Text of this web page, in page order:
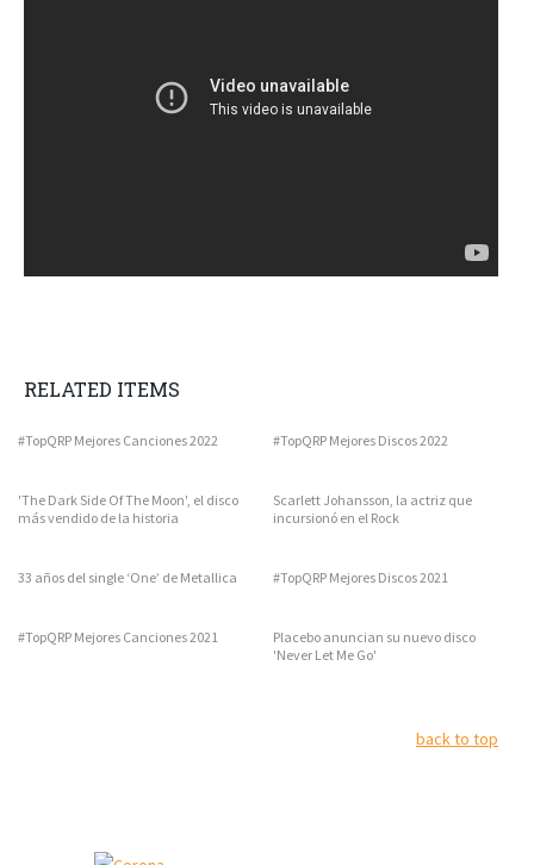
RELATED ITEMS
#TopQRP Mejores Canciones 2022 #TopQRP Mejores Discos 2022
'The Dark Side Of The Moon', el disco
más vendido de la historia
Scarlett Johansson, la actriz que
incursionó en el Rock
33 años del single ‘One’ de Metallica #TopQRP Mejores Discos 2021
#TopQRP Mejores Canciones 2021
Placebo anuncian su nuevo disco
'Never Let Me Go'
back to top